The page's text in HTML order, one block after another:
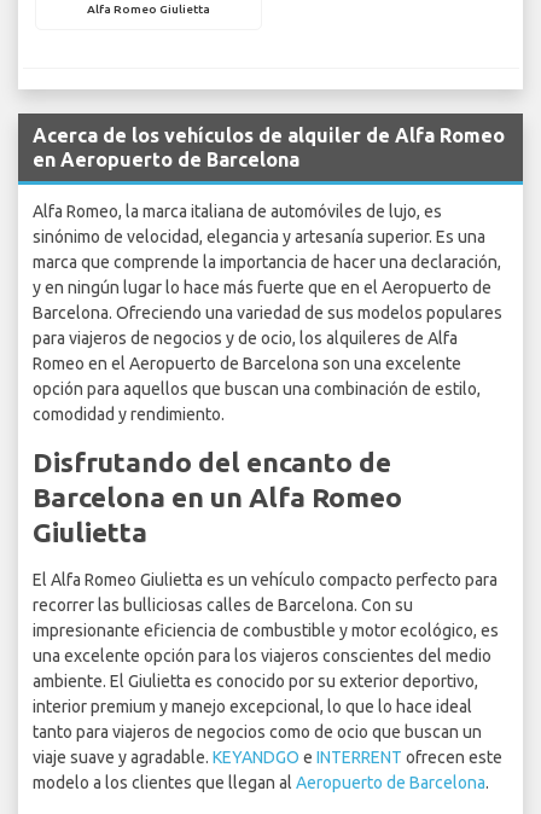
Alfa Romeo Giulietta
Acerca de los vehículos de alquiler de Alfa Romeo
en Aeropuerto de Barcelona
Alfa Romeo, la marca italiana de automóviles de lujo, es
sinónimo de velocidad, elegancia y artesanía superior. Es una
marca que comprende la importancia de hacer una declaración,
y en ningún lugar lo hace más fuerte que en el Aeropuerto de
Barcelona. Ofreciendo una variedad de sus modelos populares
para viajeros de negocios y de ocio, los alquileres de Alfa
Romeo en el Aeropuerto de Barcelona son una excelente
opción para aquellos que buscan una combinación de estilo,
comodidad y rendimiento.
Disfrutando del encanto de
Barcelona en un Alfa Romeo
Giulietta
El Alfa Romeo Giulietta es un vehículo compacto perfecto para
recorrer las bulliciosas calles de Barcelona. Con su
impresionante eficiencia de combustible y motor ecológico, es
una excelente opción para los viajeros conscientes del medio
ambiente. El Giulietta es conocido por su exterior deportivo,
interior premium y manejo excepcional, lo que lo hace ideal
tanto para viajeros de negocios como de ocio que buscan un
viaje suave y agradable. KEYANDGO e INTERRENT ofrecen este
modelo a los clientes que llegan al Aeropuerto de Barcelona.